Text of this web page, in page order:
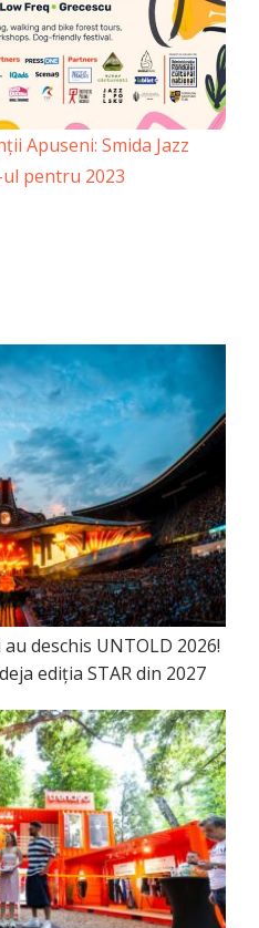
Apuseni: Smida Jazz
pentru 2023
deschis UNTOLD 2026!
ediția STAR din 2027